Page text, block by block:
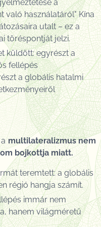
a
való használatáról" Kína
utalt – ez a
töréspontját jelzi.
küldött: egyrészt a
fellépés
a globális hatalmi
amultilateralizmus nem
bojkottja miatt.
teremtett: a globális
régió hangja számít.
immár nem
hanem világméretű